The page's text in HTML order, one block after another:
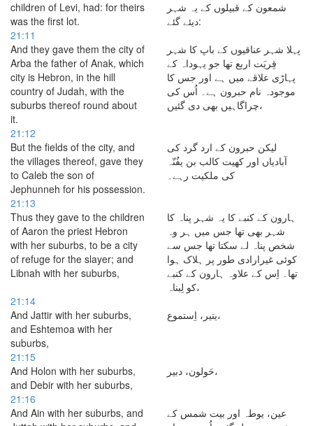
children of Levi, had: for theirs
was the first lot.
شمعون کے قبیلوں کے یہ شہر
دیئے گئے:
21:11
And they gave them the city of
Arba the father of Anak, which
city is Hebron, in the hill
country of Judah, with the
suburbs thereof round about
it.
پہلا شہر عناقیوں کے باپ کا شہر
قِریَت اربع تھا جو یہوداہ کے
پہاڑی علاقے میں ہے اور جس کا
موجودہ نام حبرون ہے۔ اُس کی
چراگاہیں بھی دی گئیں،
21:12
But the fields of the city, and
the villages thereof, gave they
to Caleb the son of
Jephunneh for his possession.
لیکن حبرون کے ارد گرد کی
آبادیاں اور کھیت کالب بن یفُنّہ
کی ملکیت رہے۔
21:13
Thus they gave to the children
of Aaron the priest Hebron
with her suburbs, to be a city
of refuge for the slayer; and
Libnah with her suburbs,
ہارون کے کنبے کا یہ شہر پناہ کا
شہر بھی تھا جس میں ہر وہ
شخص پناہ لے سکتا تھا جس سے
کوئی غیرارادی طور پر ہلاک ہوا
تھا۔ اِس کے علاوہ ہارون کے کنبے
کو لِبناہ،
21:14
And Jattir with her suburbs,
and Eshtemoa with her
suburbs,
یتیر، اِستموع،
21:15
And Holon with her suburbs,
and Debir with her suburbs,
حَولون، دبیر،
21:16
And Ain with her suburbs, and
عین، یوطہ اور بیت شمس کے